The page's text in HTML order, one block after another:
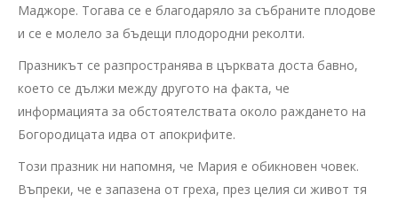
Маджоре. Тогава се е благодаряло за събраните плодове
и се е молело за бъдещи плодородни реколти.
Празникът се разпространява в църквата доста бавно,
което се дължи между другото на факта, че
информацията за обстоятелствата около раждането на
Богородицата идва от апокрифите.
Този празник ни напомня, че Мария е обикновен човек.
Въпреки, че е запазена от греха, през целия си живот тя